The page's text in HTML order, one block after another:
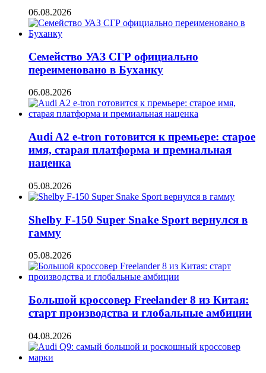
06.08.2026
Семейство УАЗ СГР официально
переименовано в Буханку
06.08.2026
Audi A2 e-tron готовится к премьере: старое
имя, старая платформа и премиальная
наценка
05.08.2026
Shelby F-150 Super Snake Sport вернулся в
гамму
05.08.2026
Большой кроссовер Freelander 8 из Китая:
старт производства и глобальные амбиции
04.08.2026